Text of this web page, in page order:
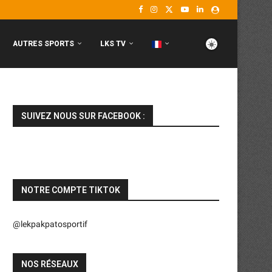
AUTRES SPORTS LKS TV
SUIVEZ NOUS SUR FACEBOOK :
NOTRE COMPTE TIKTOK
@lekpakpatosportif
NOS RÉSEAUX